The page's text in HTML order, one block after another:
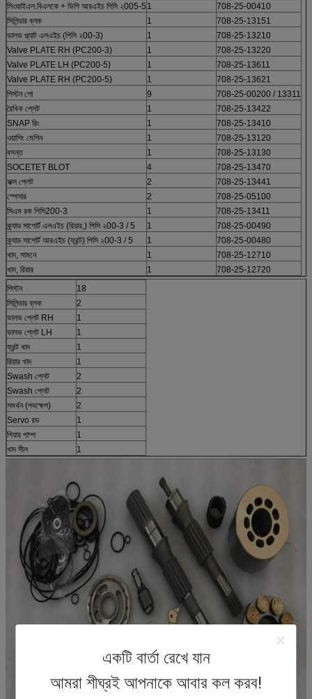
একটি বার্তা রেখে যান
আমরা শীঘ্রই আপনাকে আবার কল করব!
সিওয়াইএল.বিএলকে + ভিপি আরএইচ পিসি ২005-5 1
708-25-00410
সিলিন্ডার ব্লক
1
708-25-13151
ভালভ প্ল্যাট এলএইচ (পিসি ২00-3)
1
708-25-13210
Valve PLATE RH (PC200-3)
1
708-25-13220
Valve PLATE LH (PC200-5)
1
708-25-13611
Valve PLATE RH (PC200-5)
1
708-25-13621
পিস্টন শো
9
708-25-00200 / 13311
রৈখিক প্লেট
1
708-25-13422
SNAP রিং
1
708-25-13410
ওয়াশিং মেশিন
1
708-25-13120
বসন্ত
1
708-25-13130
SOCETET BLOT
4
708-25-13470
ফক্স প্লেট
2
708-25-13441
স্পেসার
2
708-25-05100
সিএম রক পিসি200-3
1
708-25-13411
ক্র্যাড সাপোর্ট এলএইচ (রিয়ার,) পিসি ২00-3 / 5
1
708-25-00490
ক্র্যাড সাপোর্ট আরএইচ (ফ্রন্ট) পিসি ২00-3 / 5
1
708-25-00480
খাদ, সামনে
1
708-25-12710
খাদ, রিয়ার
1
708-25-12720
পিস্টন
18
সিলিন্ডার ব্লক
2
ভালভ প্লেট RH
1
ভালভ প্লেট LH
1
ফ্রন্ট খাদ
1
রিয়ার খাদ
1
Swash প্লেট
2
Swash প্লেট
2
সমর্থন (পদক্ষেপ)
2
Servo রড
1
গিয়ার পাম্প
1
খাদ সীল
1